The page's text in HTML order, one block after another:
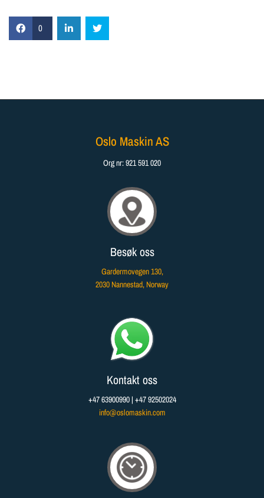
0
Oslo Maskin AS
Org nr: 921 591 020
Besøk oss
Gardermovegen 130,
2030 Nannestad, Norway​
Kontakt oss
+47 63900990| +47 92502024
info@oslomaskin.com